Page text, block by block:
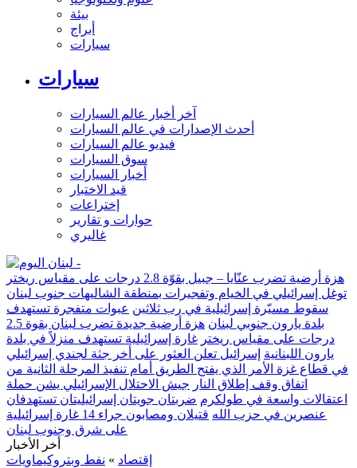
بيئة
أبراج
سيارات
سيارات
آخر أخبار عالم السيارات
أحدث الإصدارات في عالم السيارات
فيديو عالم السيارات
سوق السيارات
أخبار السيارات
قيد الاختبار
إختراعات
حوارات و تقارير
غاليري
هزة أرضية تضرب عنّايا – جبيل بقوّة 2.8 درجات على مقياس ريختر
توغل إسرائيلي في الخيام وتفجيرات بمنطقة الشاليهات جنوب لبنان
سقوط مسيّرة إسرائيلية في رب ثلاثين عبوات متفجرة تستهدف
بلدة يارون جنوبي لبنان
هزة أرضية جديدة تضرب لبنان بقوة 2.5
درجات على مقياس ريختر غارة إسرائيلية تستهدف منزلاً في بلدة
يارون اللبنانية إسرائيل تعلن العثور على أخر جثة لجندي إسرائيلي
في قطاع غزة الأمر الذي يفتح الطريق أمام تنفيذ المرحلة الثانية من
اتفاق وقف إطلاق النار جيش الاحتلال الإسرائيلي يشن حملة
اعتقالات واسعة في طولكرم ضربتان جويتان إسرائيليتان تستهدفان
عنصرين في حزب الله
قتيلان ومصابون جراء 14 غارة إسرائيلية
على شرق وجنوب لبنان
أخر الأخبار
إقتصاد » نفط وبتروكيماويات